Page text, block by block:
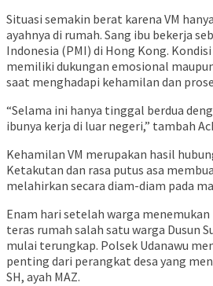
Situasi semakin berat karena VM
ayahnya di rumah. Sang ibu bekerja
Indonesia (PMI) di Hong Kong.
memiliki dukungan emosional
saat menghadapi kehamilan dan
“Selama ini hanya tinggal berdua
ibunya kerja di luar negeri,” tambah
Kehamilan VM merupakan hasil
Ketakutan dan rasa putus asa
melahirkan secara diam-diam pada
Enam hari setelah warga
teras rumah salah satu warga Dusun
mulai terungkap. Polsek Udanawu
penting dari perangkat desa yang
SH, ayah MAZ.